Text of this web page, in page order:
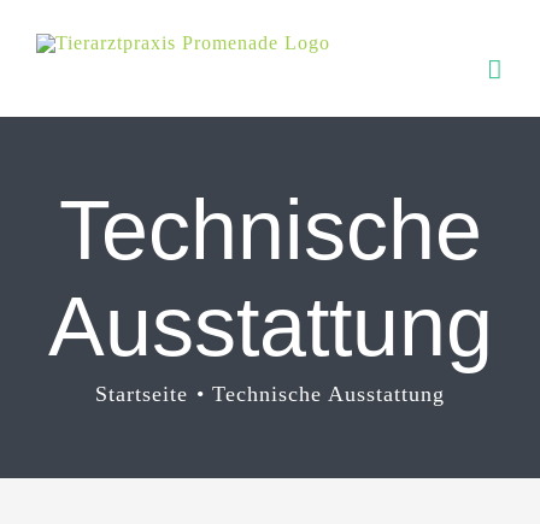
Inhalt
Technische
Ausstattung
Startseite Technische Ausstattung